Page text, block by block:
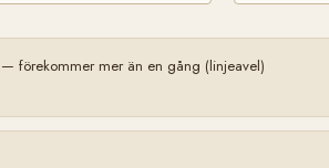
förekommer mer än en gång (linjeavel)